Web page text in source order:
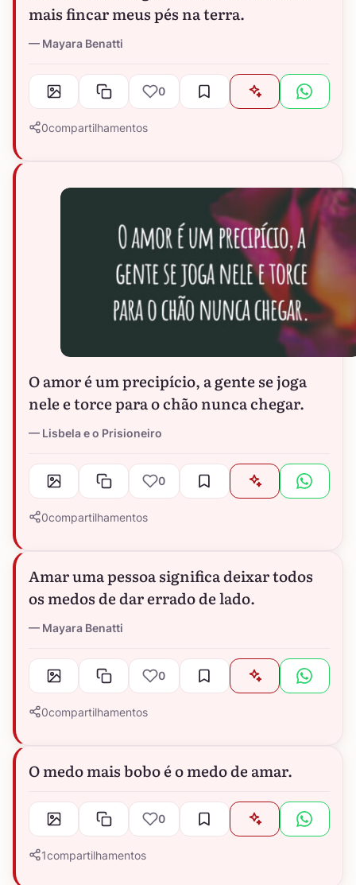
mais fincar meus pés na terra.
Mayara Benatti
0
0compartilhamentos
O amor é um precipício, a gente se joga
nele e torce para o chão nunca chegar.
Lisbela e o Prisioneiro
0
0compartilhamentos
Amar uma pessoa significa deixar todos
os medos de dar errado de lado.
Mayara Benatti
0
0compartilhamentos
O medo mais bobo é o medo de amar.
0
1compartilhamentos